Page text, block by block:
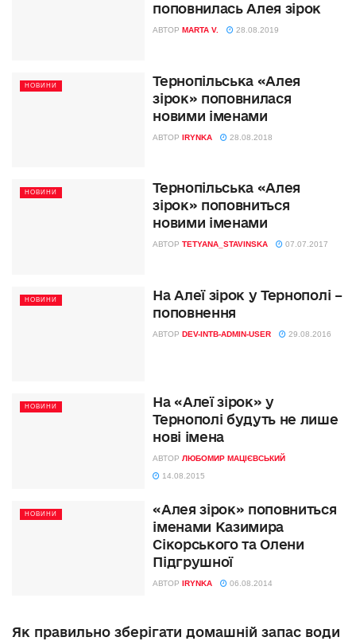
поповнилась Алея зірок
АВТОР MARTA V. 28.08.2019
НОВИНИ
Тернопільська «Алея
зірок» поповнилася
новими іменами
АВТОР IRYNKA 28.08.2018
НОВИНИ
Тернопільська «Алея
зірок» поповниться
новими іменами
АВТОР TETYANA_STAVINSKA 07.07.2017
НОВИНИ
На Алеї зірок у Тернополі –
поповнення
АВТОР DEV-INTB-ADMIN-USER 29.08.2016
НОВИНИ
На «Алеї зірок» у
Тернополі будуть не лише
нові імена
АВТОР ЛЮБОМИР МАЦІЄВСЬКИЙ
14.08.2015
НОВИНИ
«Алея зірок» поповниться
іменами Казимира
Сікорського та Олени
Підгрушної
АВТОР IRYNKA 06.08.2014
Як правильно зберігати домашній запас води